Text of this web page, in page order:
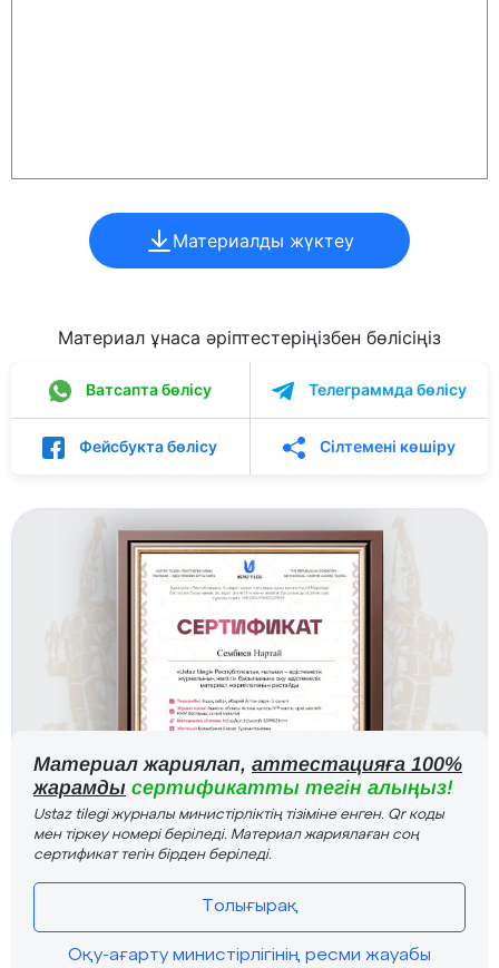
Материалды жүктеу
Материал ұнаса әріптестеріңізбен бөлісіңіз
Ватсапта бөлісу Телеграммда бөлісу
Фейсбукта бөлісу Сілтемені көшіру
Материал жариялап, аттестацияға 100%
жарамды сертификатты тегін алыңыз!
Ustaz tilegi журналы министірліктің тізіміне енген. Qr коды
мен тіркеу номері беріледі. Материал жариялаған соң
сертификат тегін бірден беріледі.
Толығырақ
Оқу-ағарту министірлігінің ресми жауабы